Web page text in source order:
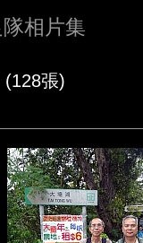
相片集
張)